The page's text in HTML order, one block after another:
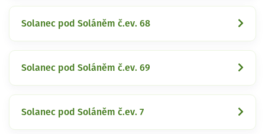
Solanec pod Soláněm č.ev. 68
Solanec pod Soláněm č.ev. 69
Solanec pod Soláněm č.ev. 7